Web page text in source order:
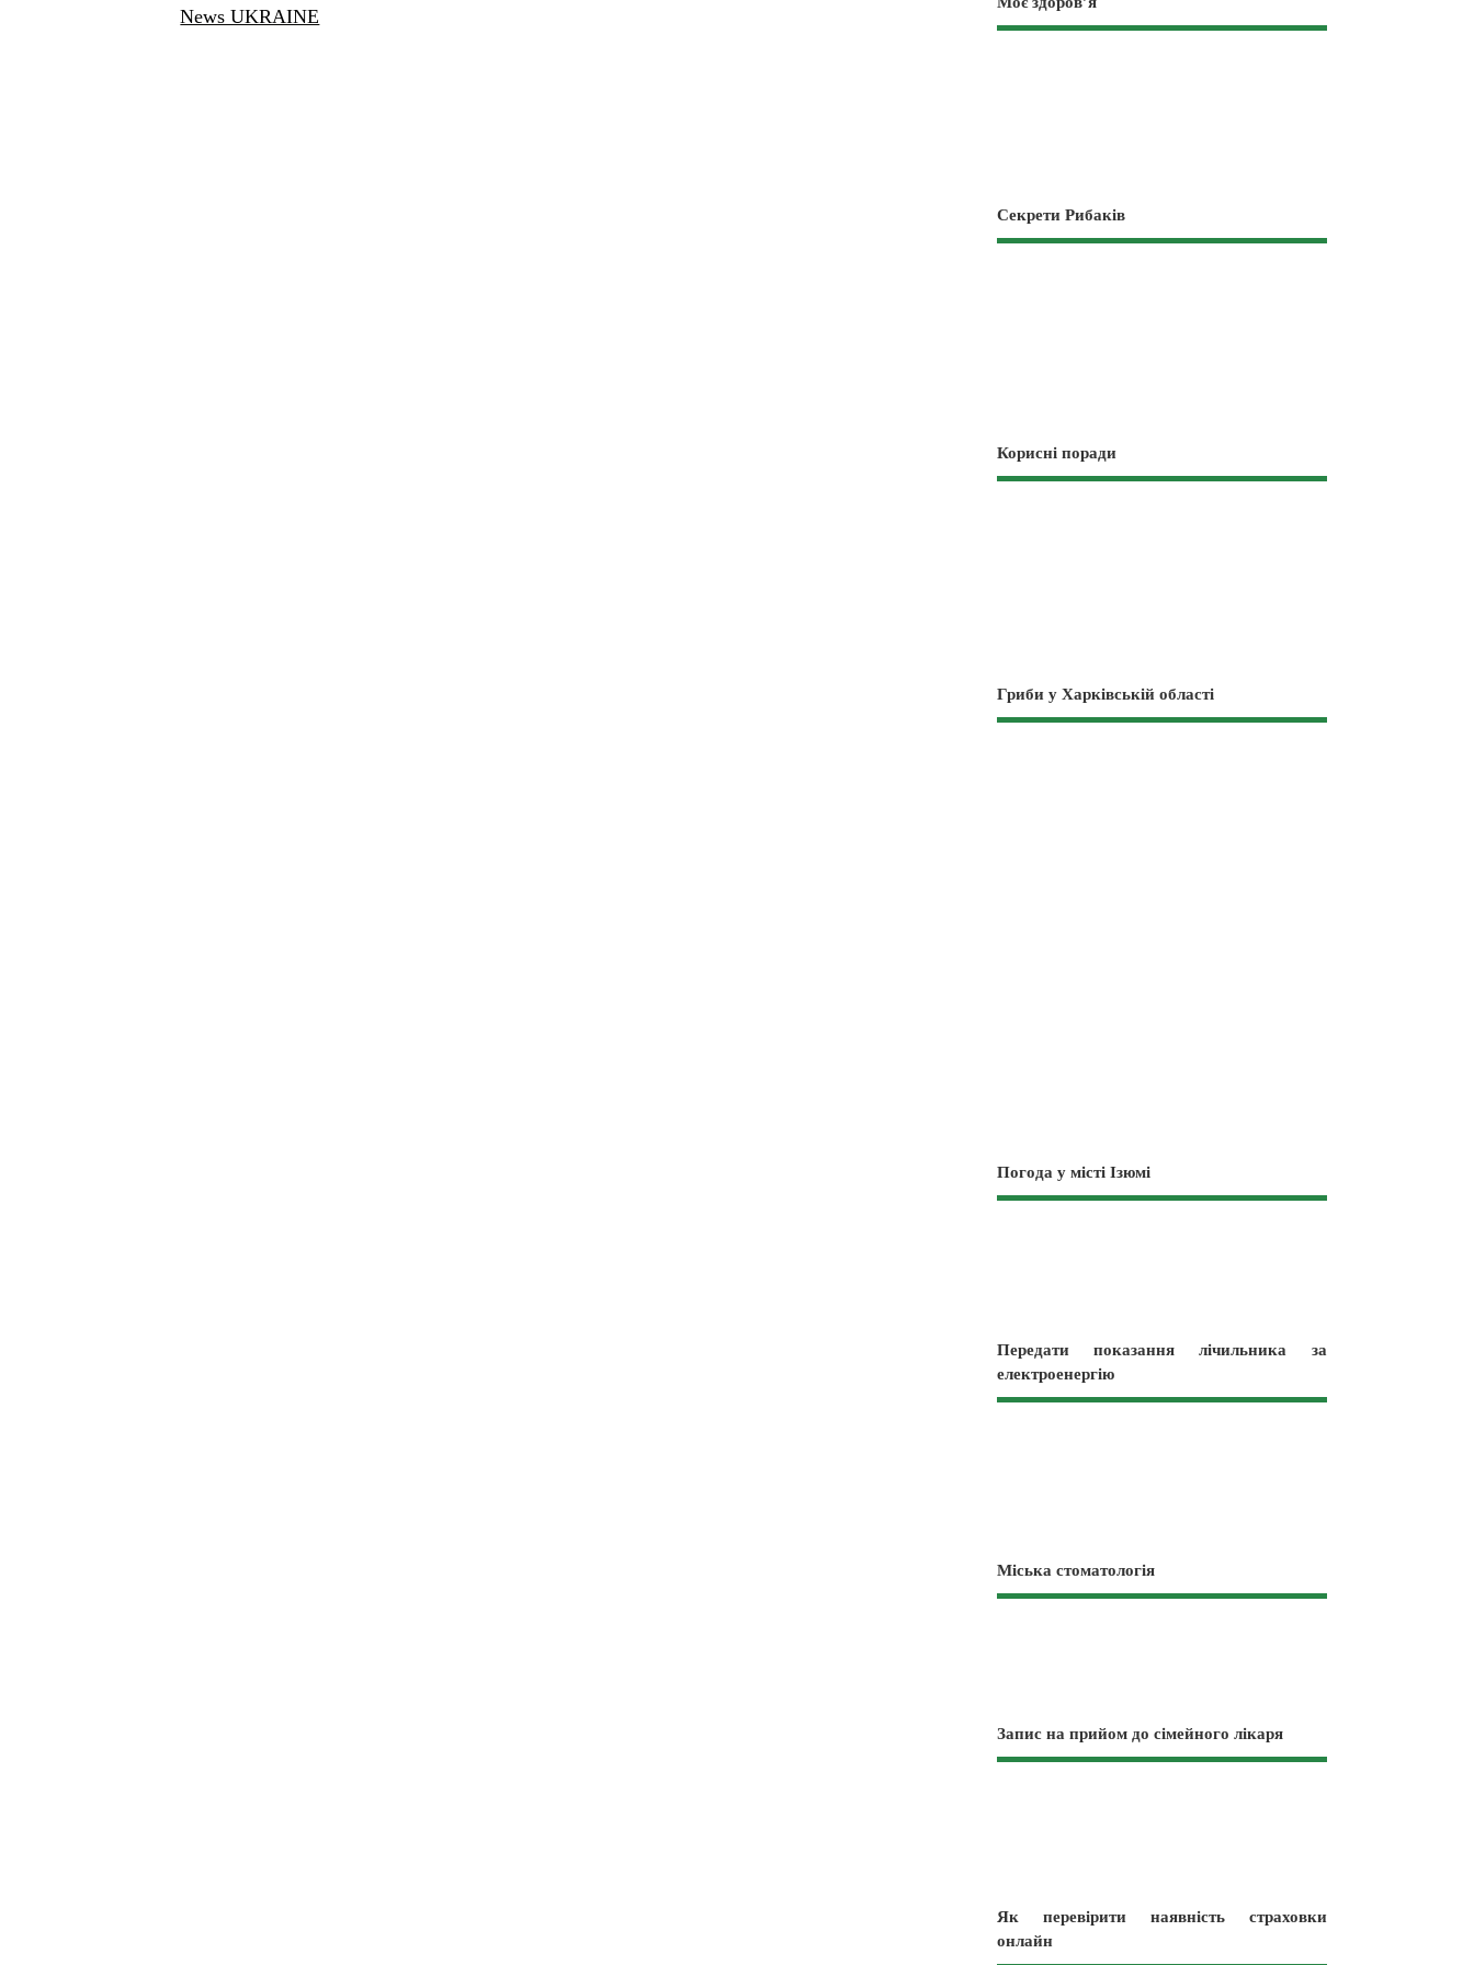
News UKRAINE
Секрети Рибаків
Корисні поради
Гриби у Харківській області
Погода у місті Ізюмі
Передати показання лічильника за
електроенергію
Міська стоматологія
Запис на прийом до сімейного лікаря
Як перевірити наявність страховки
онлайн